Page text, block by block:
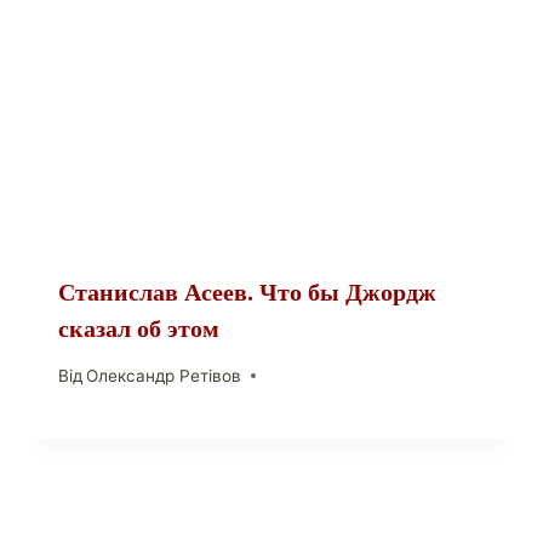
Станислав Асеев. Что бы Джордж
сказал об этом
Від Олександр Ретівов